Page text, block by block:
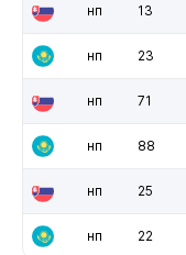
нп 13
нп 23
нп 71
нп 88
нп 25
нп 22